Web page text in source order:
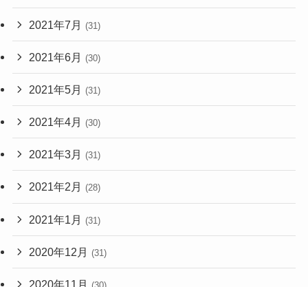
2021年7月 (31)
2021年6月 (30)
2021年5月 (31)
2021年4月 (30)
2021年3月 (31)
2021年2月 (28)
2021年1月 (31)
2020年12月 (31)
2020年11月